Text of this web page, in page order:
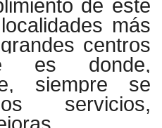
de este
más
centros
es donde,
siempre se
servicios,